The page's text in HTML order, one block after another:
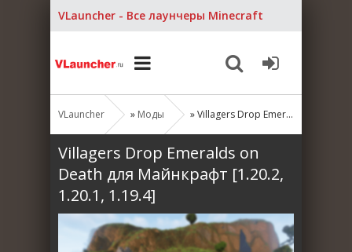
VLauncher - Все лаунчеры Minecraft
VLauncher » Моды » Villagers Drop Emeralds on Death для Майнкрафт [1.20.2, 1.20.1, 1.19.4]
Villagers Drop Emeralds on
Death для Майнкрафт [1.20.2,
1.20.1, 1.19.4]